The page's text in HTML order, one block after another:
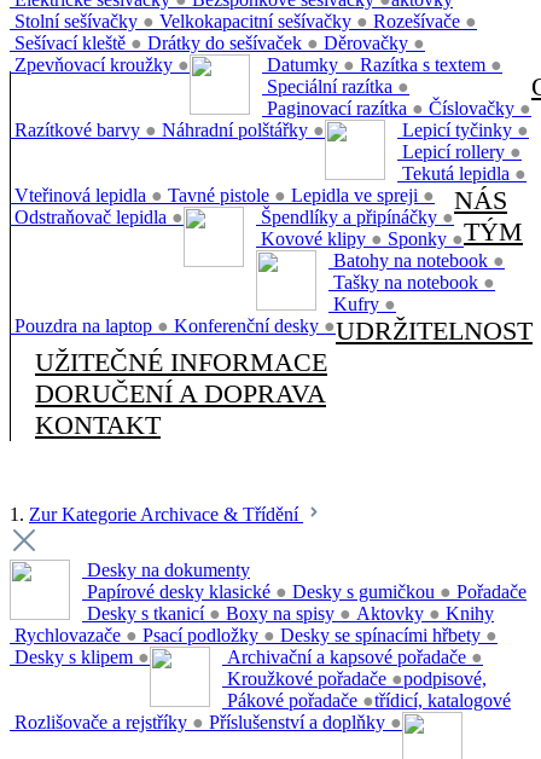
Stolní sešívačky ● Velkokapacitní sešívačky ● Rozešívače ●
Sešívací kleště ● Drátky do sešívaček ● Děrovačky ●
Zpevňovací kroužky ● Datumky ● Razítka s textem ●
Speciální razítka ●
Paginovací razítka ● Číslovačky ●
Razítkové barvy ● Náhradní polštářky ● Lepicí tyčinky ●
Lepicí rollery ●
Tekutá lepidla ●
Vteřinová lepidla ● Tavné pistole ● Lepidla ve spreji ●
Odstraňovač lepidla ● Špendlíky a připínáčky ●
Kovové klipy ● Sponky ●
Batohy na notebook ●
Tašky na notebook ●
Kufry ●
Pouzdra na laptop ● Konferenční desky ●
NÁS
TÝM
UDRŽITELNOST
UŽITEČNÉ INFORMACE
DORUČENÍ A DOPRAVA
KONTAKT
1. Zur Kategorie Archivace & Třídění
Desky na dokumenty
Papírové desky klasické ● Desky s gumičkou ●
Desky s tkanicí ● Boxy na spisy ● Aktovky ●
Rychlovazače ● Psací podložky ● Desky se spínacími hřbety ●
Desky s klipem ●
Pořadače
Archivační a kapsové pořadače ●
Kroužkové pořadače ●
Pákové pořadače ●
Rozlišovače a rejstříky ● Příslušenství a doplňky ●
Knihy
podpisové,
třídicí, katalogové